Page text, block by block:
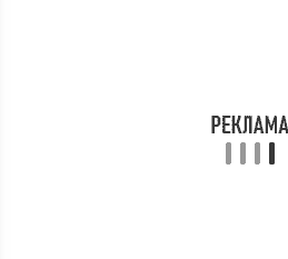
Для этого необходимо нажать
заполнить форму. Если вы
порталом, то нужно привязать